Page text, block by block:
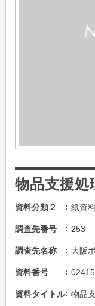
物品支援処
資料分類２ 紙資
調査先番号 253
調査先名称 大阪
資料番号
資料タイトル 物品